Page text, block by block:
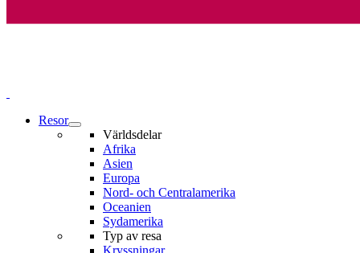
Resor
Världsdelar
Afrika
Asien
Europa
Nord- och Centralamerika
Oceanien
Sydamerika
Typ av resa
Kryssningar